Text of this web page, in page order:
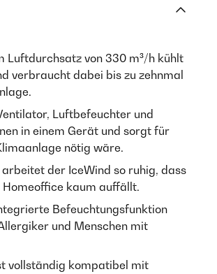
Luftdurchsatz von 330 m³/h kühlt
verbraucht dabei bis zu zehnmal
Luftbefeuchter und
in einem Gerät und sorgt für
nötig wäre.
der IceWind so ruhig, dass
kaum auffällt.
Befeuchtungsfunktion
und Menschen mit
vollständig kompatibel mit